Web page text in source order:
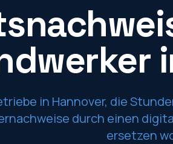
in Hannover, die
durch einen
ersetzen